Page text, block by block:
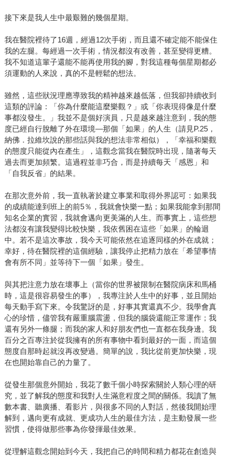
接下來是我人生中最艱難的幾個星期。
我在醫院裡待了16週，經過12次手術，而且還不確定能不能保住
我的左腿。每經過一次手術，情況都沒有改善，甚至變得更糟。
我不知道這輩子還能不能再使用我的腳，對我這種每個星期都必
須運動的人來說，真的不是輕鬆的想法。
雖然，這些狀況理應導致我的精神越來越低落，但我卻持續收到
這類的評論：「你為什麼能這麼樂觀？」或「你表現得像是什麼
事都沒發生。」我並不是個好演員，只是越來越注意到，我的態
度已經自行脫離了外在環境—那個「如果」的人生（請見P.25，
納佛．拉維坎說的那些話與我的想法非常相似），「幸福和樂觀
的態度只能從內在產生」，這觀念當我在醫院時出現，隨著每天
過去而更加頻繁。這過程並非巧合，而是持續每天「感恩」和
「自我反省」的結果。
在那次意外前，我一直執著於建立事業和取得外界認可：如果我
的成績能達到班上的前5％，我就會快樂一點；如果我能拿到那間
知名企業的實習，我就會邁向更美滿的人生。而事實上，這些想
法都沒有讓我變得比較快樂，我依舊困在這些「如果」的輪迴
中。若不是這次事故，我今天可能依然在追逐同樣的外在成就；
幸好，待在醫院裡的這個經驗，讓我停止把精力放在「希望事情
會有所不同」並等待下一個「如果」發生。
與其把注意力放在壞事上（當你的世界被限制在醫院病床和馬桶
時，這是很容易發生的事），我專注於人生中的好事，並且開始
每天動手寫下來。令我驚訝的是，好事其實還真不少。我學會真
心的珍惜，儘管我有嚴重腦震盪，但我的腦袋還能正常運作；我
還有另外一條腿；而我的家人和好朋友們也一直都在我身邊。我
百分之百專注於從我擁有的所有事物中看到最好的一面，而這個
態度自那時起就沒再改變過。簡單的說，我比從前更加快樂，現
在也開始靠自己的力量了。
從發生那個意外開始，我花了數千個小時探索關於人類心理的研
究，並了解我的態度和我對人生滿意程度之間的關係。我讀了無
數本書、聽廣播、看影片，與很多不同的人對話，然後我開始理
解到，邁向更有成就、更成功人生的最佳方法，是主動發展一些
習慣，使得做那些事為你發揮最佳效果。
從理解這觀念開始到今天，我把自己的時間和精力都花在創造與